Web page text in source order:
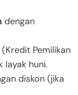
dengan
(Kredit Pemilikan
layak huni.
diskon (jika